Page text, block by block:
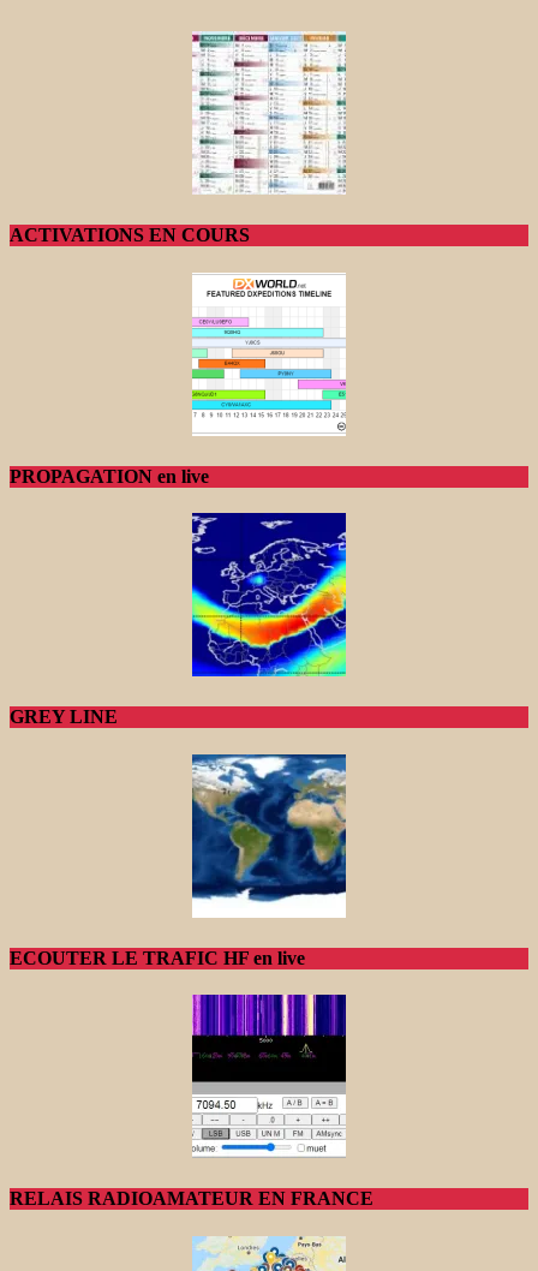
ACTIVATIONS EN COURS
PROPAGATION en live
GREY LINE
ECOUTER LE TRAFIC HF en live
RELAIS RADIOAMATEUR EN FRANCE